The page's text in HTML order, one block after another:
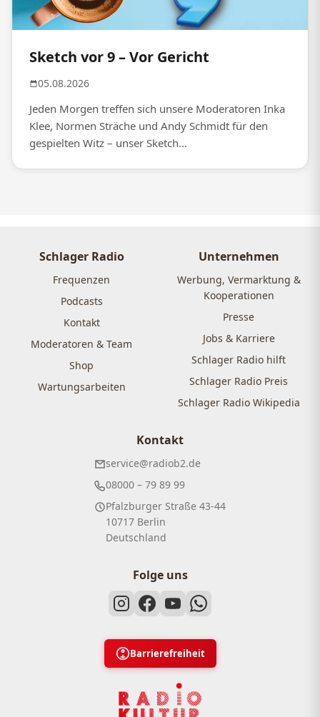
Sketch vor 9 – Vor Gericht
05.08.2026
Jeden Morgen treffen sich unsere Moderatoren Inka
Klee, Normen Sträche und Andy Schmidt für den
gespielten Witz – unser Sketch...
Schlager Radio
Frequenzen
Podcasts
Kontakt
Moderatoren & Team
Shop
Wartungsarbeiten
Unternehmen
Werbung, Vermarktung &
Kooperationen
Presse
Jobs & Karriere
Schlager Radio hilft
Schlager Radio Preis
Schlager Radio Wikipedia
Kontakt
service@radiob2.de
08000 – 79 89 99
Pfalzburger Straße 43-44
10717 Berlin
Deutschland
Folge uns
Barrierefreiheit